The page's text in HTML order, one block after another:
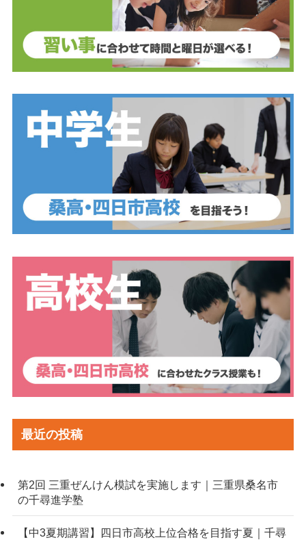
最近の投稿
第2回 三重ぜんけん模試を実施します｜三重県桑名市
の千尋進学塾
【中3夏期講習】四日市高校上位合格を目指す夏｜千尋